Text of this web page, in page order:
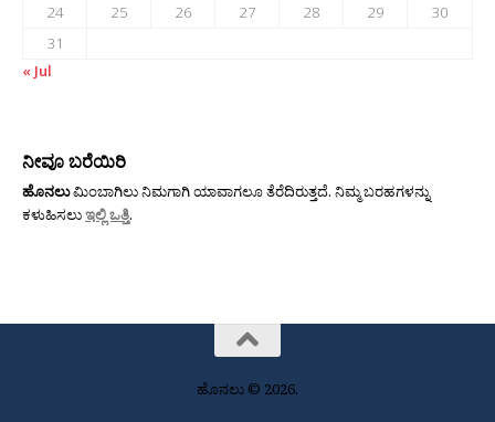
24
25 26 27 28 29
30
31
« Jul
ನೀವೂ ಬರೆಯಿರಿ
ಹೊನಲುಮಿಂಬಾಗಿಲು ನಿಮಗಾಗಿ ಯಾವಾಗಲೂ ತೆರೆದಿರುತ್ತದೆ. ನಿಮ್ಮ ಬರಹಗಳನ್ನು
ಕಳುಹಿಸಲುಇಲ್ಲಿ ಒತ್ತಿ.
ಹೊನಲು © 2026.